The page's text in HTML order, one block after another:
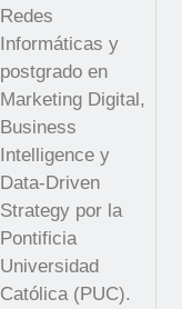
Redes
Informáticas y
postgrado en
Marketing Digital,
Business
Intelligence y
Data-Driven
Strategy por la
Pontificia
Universidad
Católica (PUC).